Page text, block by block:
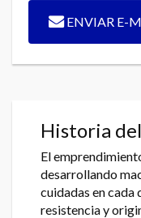
ENVIAR E-
Historia
El
desarrollando
cuidadas en cada
resistencia y